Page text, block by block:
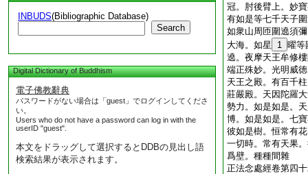
INBUDS(Bibliographic Database)
Search
Digital Dictionary of Buddhism
電子佛教辭典
パスワードがない場合は「guest」でログインしてくださ
い。
Users who do not have a password can log in with the
userID "guest".
本文をドラッグして選択するとDDBの見出し語
検索結果が表示されます。
冠。肘後臂上。妙
有如是等七千天子
如衆山周匝圍遶須
大海。如星
1 曜等
遶。夜摩天王牟修
端正殊妙。光明威
天王之殿。有百千
莊嚴殿。天因陀羅
勢力。如是如是。
博。如是如是。七
彼如是樹。恒常有
一切時。常有天果
爲壁。種種間雜
正法念處經卷第四